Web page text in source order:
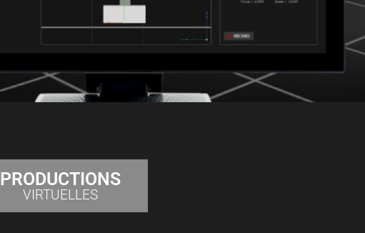
PRODUCTIONS
VIRTUELLES